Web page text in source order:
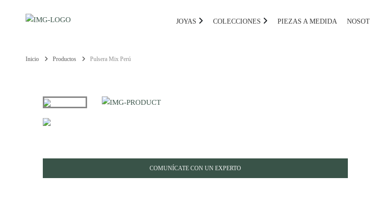
JOYAS COLECCIONES PIEZAS A MEDIDA
Inicio Productos Pulsera Mix Perú
COMUNÍCATE CON UN EXPERTO